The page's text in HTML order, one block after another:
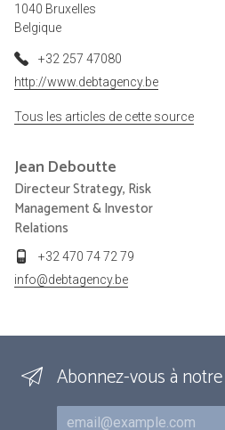
1040 Bruxelles
Belgique
+32 257 47080
http://www.debtagency.be
Tous les articles de cette source
Jean Deboutte
Directeur Strategy, Risk
Management & Investor
Relations
+32 470 74 72 79
info@debtagency.be
Abonnez-vous à
Courriel